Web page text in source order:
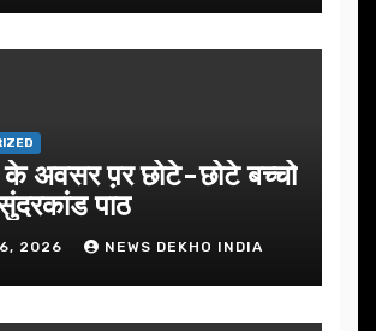
के अवसर प़र छोटे-छोटे बच्चो
पाठ
2026 NEWS DEKHO INDIA